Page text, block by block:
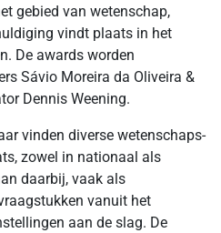
gebied van wetenschap,
vindt plaats in het
De awards worden
Sávio Moreira da Oliveira &
Dennis Weening.
vinden diverse wetenschaps-
zowel in nationaal als
daarbij, vaak als
vanuit het
aan de slag. De